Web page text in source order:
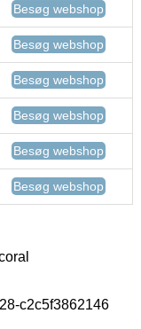
Besøg webshop
Besøg webshop
Besøg webshop
Besøg webshop
Besøg webshop
Besøg webshop
c2c5f3862146